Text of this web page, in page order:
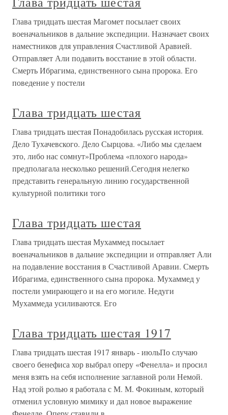
Глава тридцать шестая Магомет посылает своих
военачальников в дальние экспедиции. Назначает своих
наместников для управления Счастливой Аравией.
Отправляет Али подавить восстание в этой области.
Смерть Ибрагима, единственного сына пророка. Его
поведение у постели
Глава тридцать шестая
Глава тридцать шестая Понадобилась русская история.
Дело Тухачевского. Дело Сырцова. «Либо мы сделаем
это, либо нас сомнут»Проблема «плохого народа»
предполагала несколько решений.Сегодня нелегко
представить генеральную линию государственной
культурной политики того
Глава тридцать шестая
Глава тридцать шестая Мухаммед посылает
военачальников в дальние экспедиции и отправляет Али
на подавление восстания в Счастливой Аравии. Смерть
Ибрагима, единственного сына пророка. Мухаммед у
постели умирающего и на его могиле. Недуги
Мухаммеда усиливаются. Его
Глава тридцать шестая 1917
Глава тридцать шестая 1917 январь - июльПо случаю
своего бенефиса хор выбрал оперу «Фенелла» и просил
меня взять на себя исполнение заглавной роли Немой.
Над этой ролью я работала с М. М. Фокиным, который
отменил условную мимику и дал новое выражение